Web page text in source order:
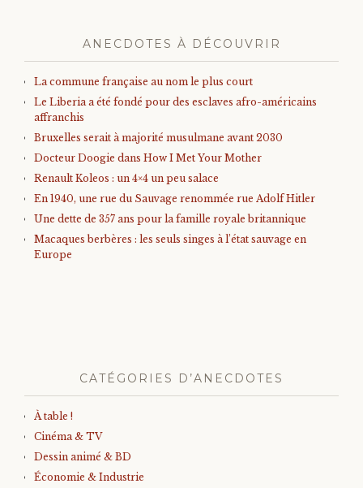
ANECDOTES À DÉCOUVRIR
La commune française au nom le plus court
Le Liberia a été fondé pour des esclaves afro-américains
affranchis
Bruxelles serait à majorité musulmane avant 2030
Docteur Doogie dans How I Met Your Mother
Renault Koleos : un 4×4 un peu salace
En 1940, une rue du Sauvage renommée rue Adolf Hitler
Une dette de 357 ans pour la famille royale britannique
Macaques berbères : les seuls singes à l’état sauvage en
Europe
CATÉGORIES D’ANECDOTES
À table !
Cinéma & TV
Dessin animé & BD
Économie & Industrie